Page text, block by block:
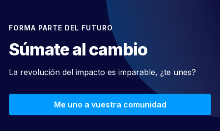
FORMA PARTE DEL FUTURO
Súmate al cambio
La revolución del impacto es imparable, ¿te unes?
Me uno a vuestra comunidad